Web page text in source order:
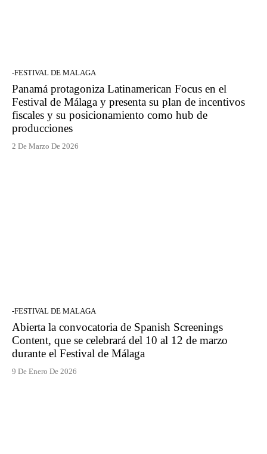
-FESTIVAL DE MALAGA
Panamá protagoniza Latinamerican Focus en el
Festival de Málaga y presenta su plan de incentivos
fiscales y su posicionamiento como hub de
producciones
2 De Marzo De 2026
-FESTIVAL DE MALAGA
Abierta la convocatoria de Spanish Screenings
Content, que se celebrará del 10 al 12 de marzo
durante el Festival de Málaga
9 De Enero De 2026